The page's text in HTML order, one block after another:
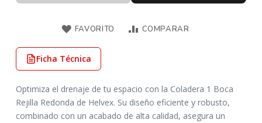
FAVORITO COMPARAR
Ficha Técnica
Optimiza el drenaje de tu espacio con la Coladera 1 Boca
Rejilla Redonda de Helvex. Su diseño eficiente y robusto,
combinado con un acabado de alta calidad, asegura un